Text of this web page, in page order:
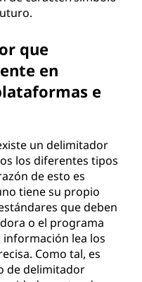
que
en
e
un delimitador
los diferentes tipos
de esto es
tiene su propio
que deben
o el programa
lea los
Como tal, es
de delimitador